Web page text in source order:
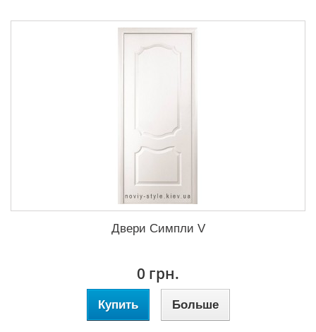
Двери Симпли V
0 грн.
Купить Больше